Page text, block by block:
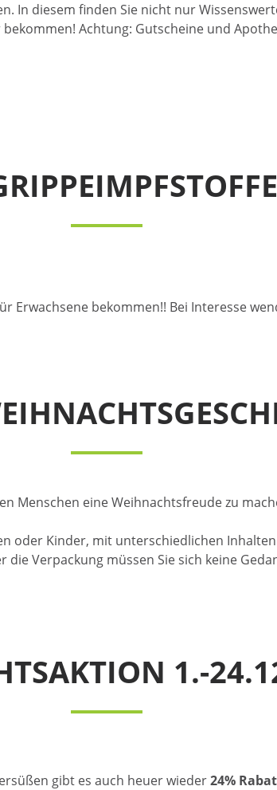
In diesem finden Sie nicht nur
Achtung: Gutscheine und
bekommen!! Bei Interesse
Menschen eine Weihnachtsfreude zu
oder Kinder, mit unterschiedlichen
Verpackung müssen Sie sich keine
1.-
gibt es auch heuer wieder24%